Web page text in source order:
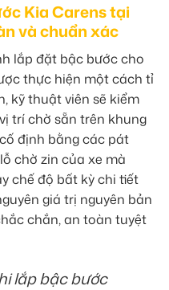
Kia Carens tại
và chuẩn xác
lắp đặt bậc bước cho
thực hiện một cách tỉ
kỹ thuật viên sẽ kiểm
trí chờ sẵn trên khung
định bằng các pát
chờ zin của xe mà
chế độ bất kỳ chi tiết
giá trị nguyên bản
chắn, an toàn tuyệt
lắp bậc bước